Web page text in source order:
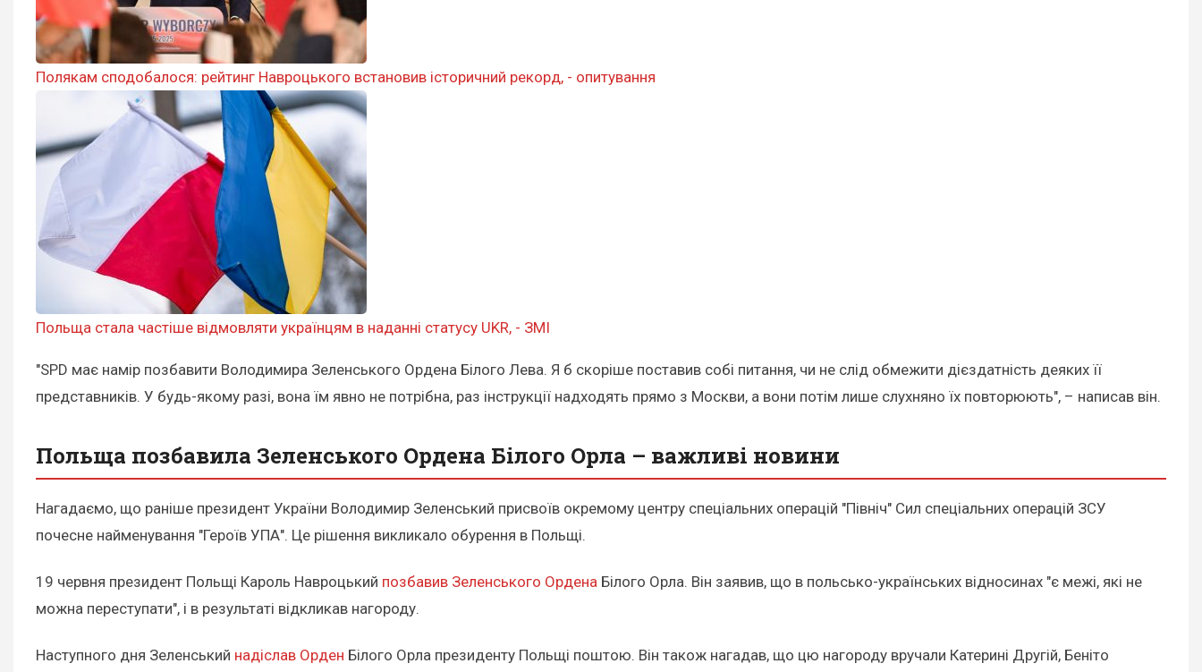
Полякам сподобалося: рейтинг Навроцького встановив історичний рекорд, - опитування
Польща стала частіше відмовляти українцям в наданні статусу UKR, - ЗМІ
"SPD має намір позбавити Володимира Зеленського Ордена Білого Лева. Я б скоріше поставив собі питання, чи не слід обмежити дієздатність деяких її
представників. У будь-якому разі, вона їм явно не потрібна, раз інструкції надходять прямо з Москви, а вони потім лише слухняно їх повторюють", – написав він.
Польща позбавила Зеленського Ордена Білого Орла – важливі новини
Нагадаємо, що раніше президент України Володимир Зеленський присвоїв окремому центру спеціальних операцій "Північ" Сил спеціальних операцій ЗСУ
почесне найменування "Героїв УПА". Це рішення викликало обурення в Польщі.
19 червня президент Польщі Кароль Навроцький позбавив Зеленського Ордена Білого Орла. Він заявив, що в польсько-українських відносинах "є межі, які не
можна переступати", і в результаті відкликав нагороду.
Наступного дня Зеленський надіслав Орден Білого Орла президенту Польщі поштою. Він також нагадав, що цю нагороду вручали Катерині Другій, Беніто